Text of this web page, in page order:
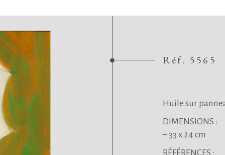
. Réf. 5565
Huile sur
DIMENSIONS :
– 33 x 24 cm
RÉFÉRENCES :